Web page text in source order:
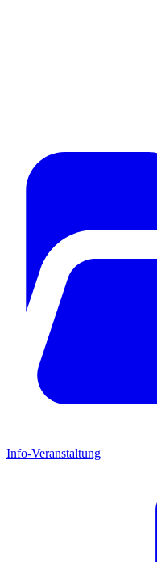
Info-Veranstaltung